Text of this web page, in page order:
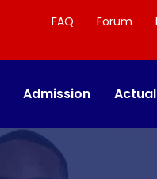
FAQ Forum
Admission